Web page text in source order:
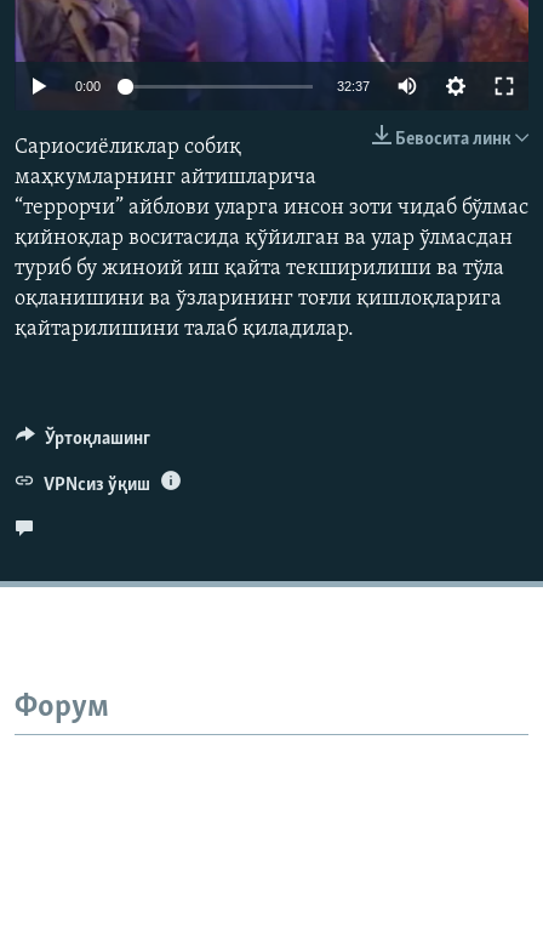
240p 480p
720p
0:00 32:37
480p
720p
1080p
Бевосита линк
Сариосиёликлар собиқ
маҳкумларнинг айтишларича
“террорчи” айблови уларга инсон зоти чидаб бўлмас
қийноқлар воситасида қўйилган ва улар ўлмасдан
туриб бу жиноий иш қайта текширилиши ва тўла
оқланишини ва ўзларининг тоғли қишлоқларига
қайтарилишини талаб қиладилар.
Ўртоқлашинг
VPNсиз ўқиш
Форум